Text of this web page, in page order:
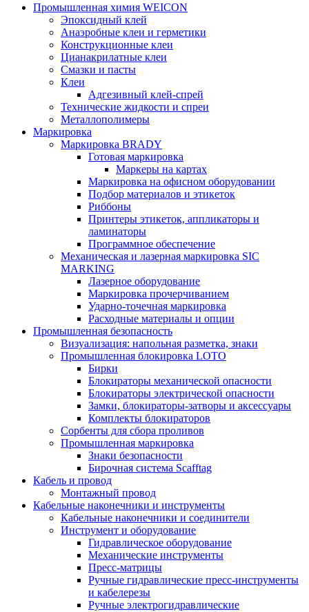
Промышленная химия WEICON
Эпоксидный клей
Анаэробные клеи и герметики
Конструкционные клеи
Цианакрилатные клеи
Смазки и пасты
Клеи
Адгезивный клей-спрей
Технические жидкости и спреи
Металлополимеры
Маркировка
Маркировка BRADY
Готовая маркировка
Маркеры на картах
Маркировка на офисном оборудовании
Подбор материалов и этикеток
Риббоны
Принтеры этикеток, аппликаторы и
ламинаторы
Программное обеспечение
Механическая и лазерная маркировка SIC
MARKING
Лазерное оборудование
Маркировка прочерчиванием
Ударно-точечная маркировка
Расходные материалы и опции
Промышленная безопасность
Визуализация: напольная разметка, знаки
Промышленная блокировка LOTO
Бирки
Блокираторы механической опасности
Блокираторы электрической опасности
Замки, блокираторы-затворы и аксессуары
Комплекты блокираторов
Сорбенты для сбора проливов
Промышленная маркировка
Знаки безопасности
Бирочная система Scafftag
Кабель и провод
Монтажный провод
Кабельные наконечники и инструменты
Кабельные наконечники и соединители
Инструмент и оборудование
Гидравлическое оборудование
Механические инструменты
Пресс-матрицы
Ручные гидравлические пресс-инструменты
и кабелерезы
Ручные электрогидравлические